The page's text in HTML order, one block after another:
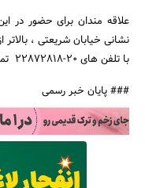
علاقه مندان برای حضور در
نشانی خیابان شریعتی ،
با تلفن های 20-22872818 تماس بگیرند .
### پایان خبر رسمی